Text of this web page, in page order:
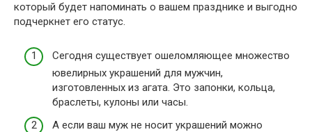
который будет напоминать о вашем празднике и выгодно
подчеркнет его статус.
Сегодня существует ошеломляющее множество
ювелирных украшений для мужчин,
изготовленных из агата. Это запонки, кольца,
браслеты, кулоны или часы.
А если ваш муж не носит украшений можно